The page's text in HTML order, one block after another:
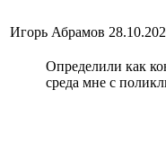
Игорь Абрамов
Определили как
среда мне с